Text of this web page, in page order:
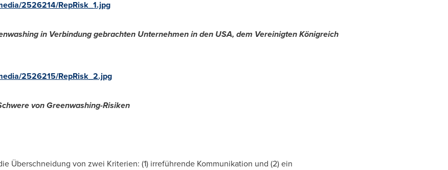
2526214/RepRisk_1.jpg
in Verbindung gebrachten Unternehmen in den USA, dem Vereinigten Königreich
2526215/RepRisk_2.jpg
von Greenwashing-Risiken
Überschneidung von zwei Kriterien: (1) irreführende Kommunikation und (2) ein